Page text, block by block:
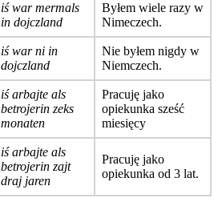
iś war mermals
in dojczland
Byłem wiele razy w
Nimeczech.
iś war ni in
dojczland
Nie byłem nigdy w
Niemczech.
iś arbajte als
betrojerin zeks
monaten
Pracuję jako
opiekunka sześć
miesięcy
iś arbajte als
betrojerin zajt
draj jaren
Pracuję jako
opiekunka od 3 lat.